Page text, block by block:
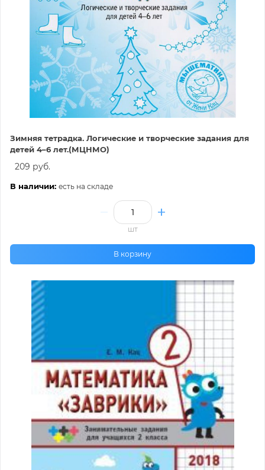
Зимняя тетрадка. Логические и творческие задания для
детей 4–6 лет.(МЦНМО)
209 руб.
В наличии: есть на складе
шт
В корзину